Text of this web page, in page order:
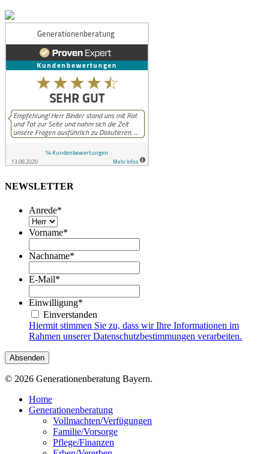
NEWSLETTER
Anrede*
Vorname*
Nachname*
E-Mail*
Einwilligung*
Einverstanden
Hiermit stimmen Sie zu, dass wir Ihre Informationen im
Rahmen unserer Datenschutzbestimmungen verarbeiten.
© 2026 Generationenberatung Bayern.
Close
Menu
Home
Generationenberatung
Vollmachten/Verfügungen
Familie/Vorsorge
Pflege/Finanzen